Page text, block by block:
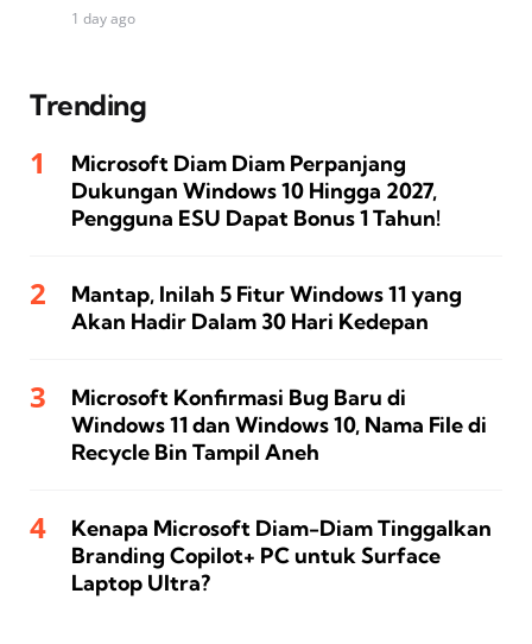
1 day ago
Trending
Microsoft Diam Diam Perpanjang
Dukungan Windows 10 Hingga 2027,
Pengguna ESU Dapat Bonus 1 Tahun!
Mantap, Inilah 5 Fitur Windows 11 yang
Akan Hadir Dalam 30 Hari Kedepan
Microsoft Konfirmasi Bug Baru di
Windows 11 dan Windows 10, Nama File di
Recycle Bin Tampil Aneh
Kenapa Microsoft Diam-Diam Tinggalkan
Branding Copilot+ PC untuk Surface
Laptop Ultra?